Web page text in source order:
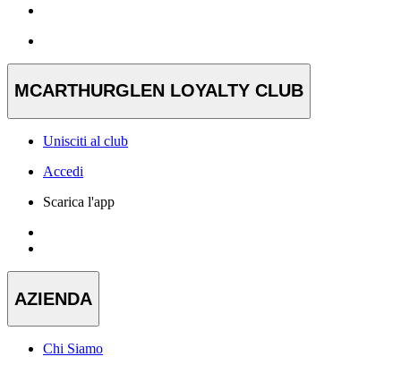
MCARTHURGLEN LOYALTY CLUB
Unisciti al club
Accedi
Scarica l'app
AZIENDA
Chi Siamo